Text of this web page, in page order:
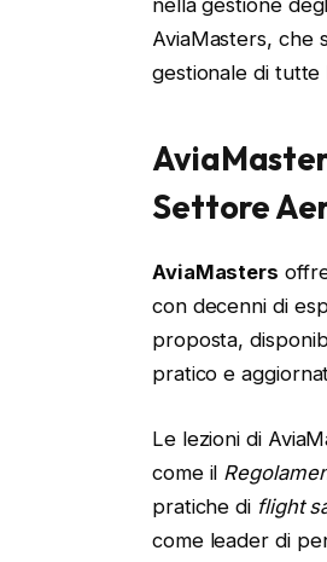
nella gestione
AviaMasters, che
gestionale di
Settore
AviaMasters
con decenni di
proposta,
pratico e
Le lezioni di
come il
pratiche di flight
come leader di